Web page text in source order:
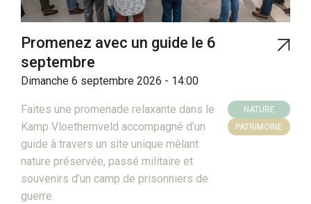
Promenez avec un guide le 6
septembre
Dimanche 6 septembre 2026 - 14:00
Faites une promenade relaxante dans le
Kamp Vloethemveld accompagné d’un
guide à travers un site unique mêlant
nature préservée, passé militaire et
souvenirs d’un camp de prisonniers de
guerre.
NATURE
PATRIMOINE